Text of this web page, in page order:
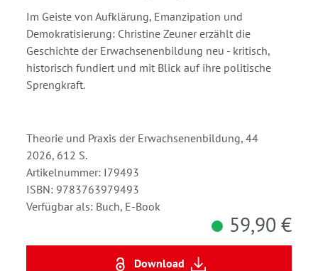
Im Geiste von Aufklärung, Emanzipation und
Demokratisierung: Christine Zeuner erzählt die
Geschichte der Erwachsenenbildung neu - kritisch,
historisch fundiert und mit Blick auf ihre politische
Sprengkraft.
Theorie und Praxis der Erwachsenenbildung, 44
2026, 612 S.
Artikelnummer: I79493
ISBN: 9783763979493
Verfügbar als: Buch, E-Book
59,90 €
Download